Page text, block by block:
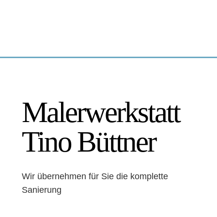
Malerwerkstatt
Tino Büttner
Wir übernehmen für Sie die komplette
Sanierung